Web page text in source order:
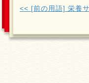
<< [前の用語] 栄養